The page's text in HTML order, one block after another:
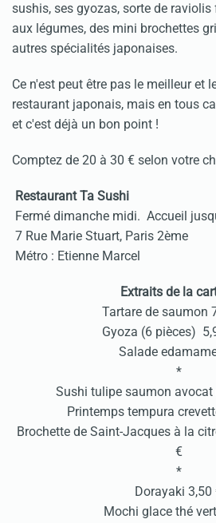
sushis, ses gyozas, sorte de
aux légumes, des mini brochettes
autres spécialités japonaises.
Ce n'est peut être pas le meilleur et
restaurant japonais, mais en tous
et c'est déjà un bon point !
Comptez de 20 à 30 € selon votre
Restaurant Ta Sushi
Fermé dimanche midi. Accueil
7 Rue Marie Stuart, Paris 2ème
Métro : Etienne Marcel
Extraits de la
Tartare de saumon
Gyoza (6 pièces)
Salade
*
Sushi tulipe saumon
Printemps tempura
Brochette de Saint-Jacques à la
€
*
Dorayaki 3,50
Mochi glace thé